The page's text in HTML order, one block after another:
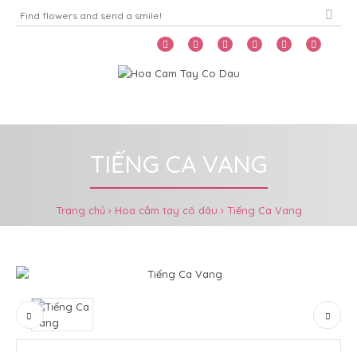
TIẾNG CA VANG
Trang chủ Hoa cầm tay cô dâu Tiếng Ca Vang